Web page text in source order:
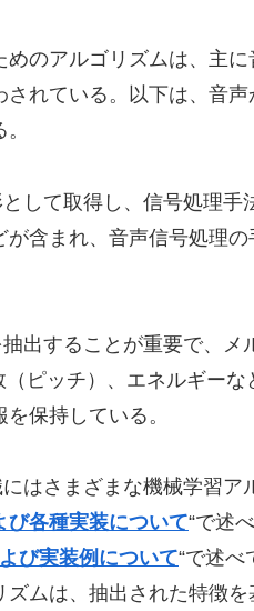
のアルゴリズムは、主
れている。以下は、音
して取得し、信号処理手
含まれ、音声信号処理
出することが重要で、メ
（ピッチ）、エネルギー
保持している。
はさまざまな機械学習ア
び各種実装について“で述
び実装例について“で述べ
ムは、抽出された特徴を